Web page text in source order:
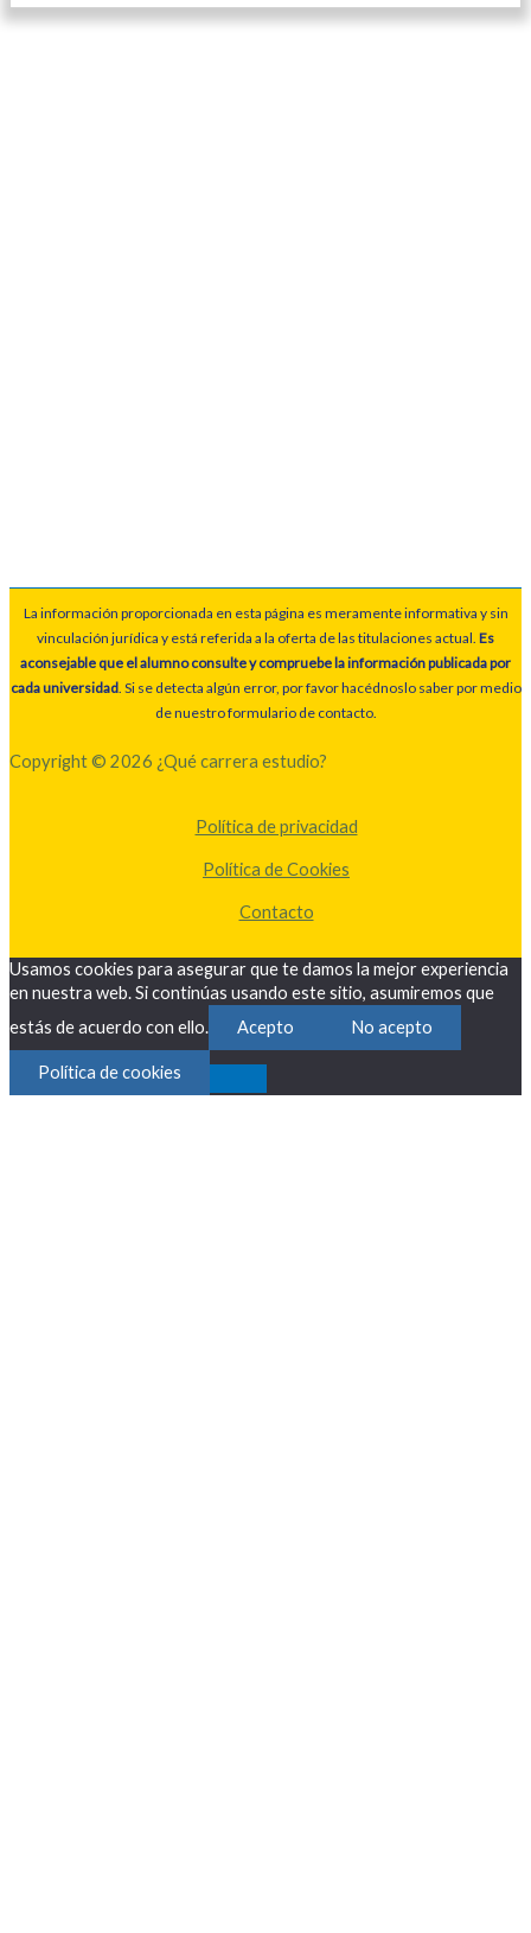
La información proporcionada en esta página es meramente informativa y sin
vinculación jurídica y está referida a la oferta de las titulaciones actual. Es
aconsejable que el alumno consulte y compruebe la información publicada por
cada universidad. Si se detecta algún error, por favor hacédnoslo saber por medio
de nuestro formulario de contacto.
Copyright © 2026 ¿Qué carrera estudio?
Política de privacidad
Política de Cookies
Contacto
Usamos cookies para asegurar que te damos la mejor experiencia
en nuestra web. Si continúas usando este sitio, asumiremos que
estás de acuerdo con ello.
Acepto No acepto
Política de cookies